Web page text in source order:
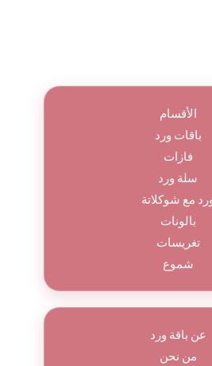
الأقسام
باقات ورد
فازات
سلة ورد
مع شوكلاتة
بالونات
تغريسات
شموع
عن باقة ورد
من نحن